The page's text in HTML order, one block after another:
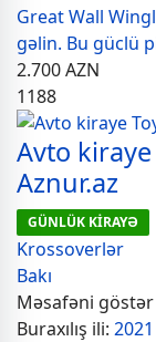
Great Wall
gəlin. Bu güclü
2.700AZN
1188
Avto kiraye
Aznur.az
GÜNLÜK KİRAYƏ
Krossoverlər
Bakı
Məsafəni göstər
Buraxılış ili: 2021